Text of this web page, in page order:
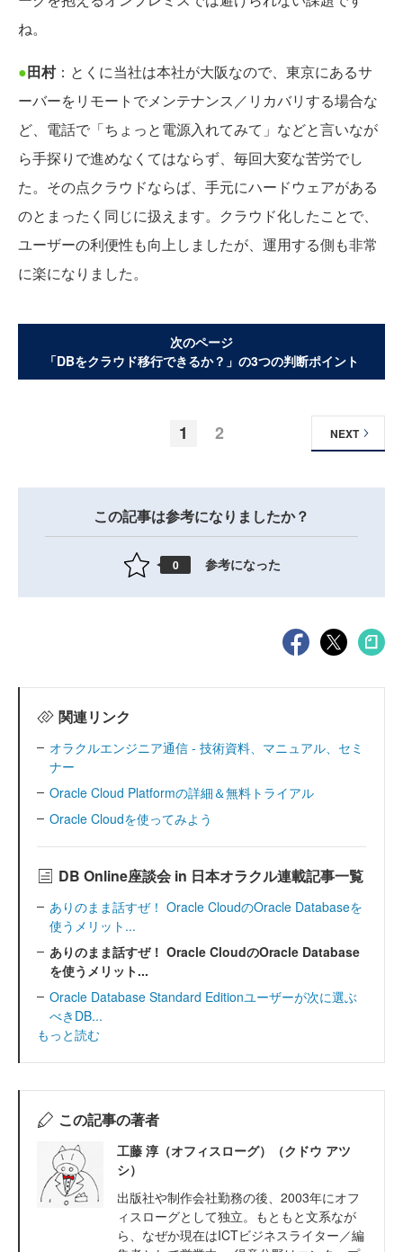
ね。
●田村：とくに当社は本社が大阪なので、東京にあるサ
ーバーをリモートでメンテナンス／リカバリする場合な
ど、電話で「ちょっと電源入れてみて」などと言いなが
ら手探りで進めなくてはならず、毎回大変な苦労でし
た。その点クラウドならば、手元にハードウェアがある
のとまったく同じに扱えます。クラウド化したことで、
ユーザーの利便性も向上しましたが、運用する側も非常
に楽になりました。
次のページ
「DBをクラウド移行できるか？」の3つの判断ポイント
1 2 NEXT
この記事は参考になりましたか？
0 参考になった
関連リンク
オラクルエンジニア通信 - 技術資料、マニュアル、セミ
ナー
Oracle Cloud Platformの詳細＆無料トライアル
Oracle Cloudを使ってみよう
DB Online座談会 in 日本オラクル連載記事一覧
ありのまま話すぜ！ Oracle CloudのOracle Databaseを
使うメリット...
ありのまま話すぜ！ Oracle CloudのOracle Database
を使うメリット...
Oracle Database Standard Editionユーザーが次に選ぶ
べきDB...
もっと読む
この記事の著者
工藤 淳（オフィスローグ）（クドウ アツ
シ）
出版社や制作会社勤務の後、2003年にオフ
ィスローグとして独立。もともと文系なが
ら、なぜか現在はICTビジネスライター／編